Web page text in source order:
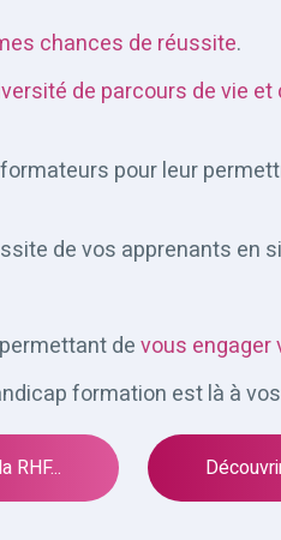
chances de réussite.
de parcours de vie et
pour leur
de vos apprenants en
devous engager
formation est là à
RHF...